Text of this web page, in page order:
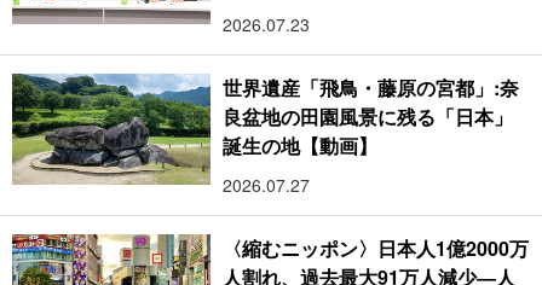
2026.07.23
世界遺産「飛鳥・藤原の宮都」:奈
良盆地の田園風景に残る「日本」
誕生の地【動画】
2026.07.27
〈縮むニッポン〉日本人1億2000万
人割れ、過去最大91万人減少―人